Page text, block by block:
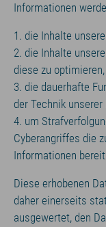
Informationen
1. die Inhalte
2. die Inhalte
diese zu optimieren,
3. die dauerhafte
der Technik
4. um
Cyberangriffes die
Informationen
Diese erhobenen
daher einerseits
ausgewertet, den